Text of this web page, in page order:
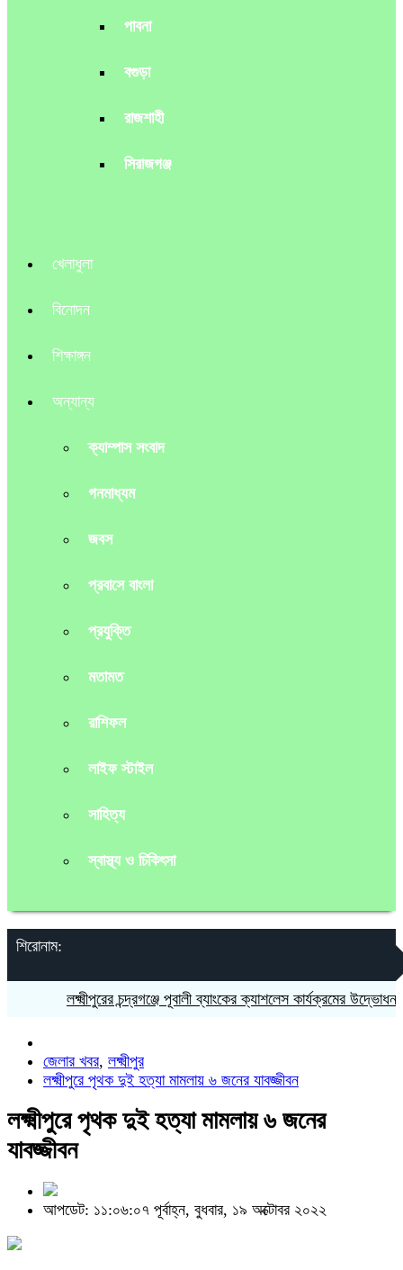
পাবনা
বগুড়া
রাজশাহী
সিরাজগঞ্জ
খেলাধুলা
বিনোদন
শিক্ষাঙ্গন
অন্যান্য
ক্যাম্পাস সংবাদ
গনমাধ্যম
জবস
প্রবাসে বাংলা
প্রযুক্তি
মতামত
রাশিফল
লাইফ স্টাইল
সাহিত্য
স্বাস্থ্য ও চিকিৎসা
শিরোনাম:
চন্দ্রগঞ্জে পূবালী ব্যাংকের ক্যাশলেস কার্যক্রমের উদ্ভোধন লক্ষ্মীপুরে
জেলার খবর, লক্ষ্মীপুর
লক্ষ্মীপুরে পৃথক দুই হত্যা মামলায় ৬ জনের যাবজ্জীবন
লক্ষ্মীপুরে পৃথক দুই হত্যা মামলায় ৬ জনের
যাবজ্জীবন
আপডেট: ১১:০৬:০৭ পূর্বাহ্ন, বুধবার, ১৯ অক্টোবর ২০২২